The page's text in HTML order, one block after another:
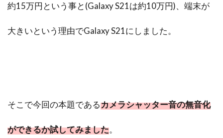
約15万円という事と(Galaxy S21は約10万円)、端末が
大きいという理由でGalaxy S21にしました。
そこで今回の本題であるカメラシャッター音の無音化
ができるか試してみました。